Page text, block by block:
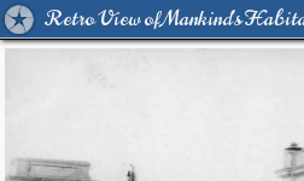
Retro View of Mankind's